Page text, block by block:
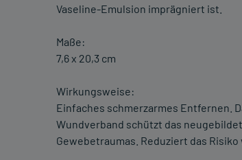
Vaseline-Emulsion imprägniert ist.
Maße:
7,6 x 20,3 cm
Wirkungsweise:
Einfaches schmerzarmes Entfernen.
Wundverband schützt das
Gewebetraumas. Reduziert das Risiko